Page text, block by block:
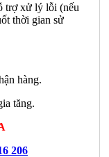
trợ xử lý lỗi (nếu
thời gian sử
hàng.
tăng.
206